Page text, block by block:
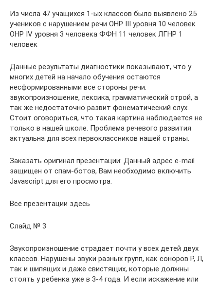
Из числа 47 учащихся 1-ых классов было выявлено 25
учеников с нарушением речи ОНР III уровня 10 человек
ОНР IV уровня 3 человека ФФН 11 человек ЛГНР 1
человек
Данные результаты диагностики показывают, что у
многих детей на начало обучения остаются
несформированными все стороны речи:
звукопроизношение, лексика, грамматический строй, а
так же недостаточно развит фонематический слух.
Стоит оговориться, что такая картина наблюдается не
только в нашей школе. Проблема речевого развития
актуальна для всех первоклассников нашей страны.
Заказать оригинал презентации: Данный адрес e-mail
защищен от спам-ботов, Вам необходимо включить
Javascript для его просмотра.
Все презентации здесь
Слайд № 3
Звукопроизношение страдает почти у всех детей двух
классов. Нарушены звуки разных групп, как соноров Р, Л,
так и шипящих и даже свистящих, которые должны
стоять у ребенка уже в 3-4 года. И если искажение или